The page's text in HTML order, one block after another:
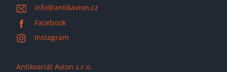
info@antikavion.cz
Facebook
Instagram
Antikvariát Avion s.r.o.